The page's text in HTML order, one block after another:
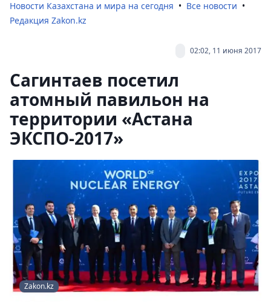
Новости Казахстана и мира на сегодня
Все новости
Редакция Zakon.kz
02:02, 11 июня 2017
Сагинтаев посетил
атомный павильон на
территории «Астана
ЭКСПО-2017»
Zakon.kz